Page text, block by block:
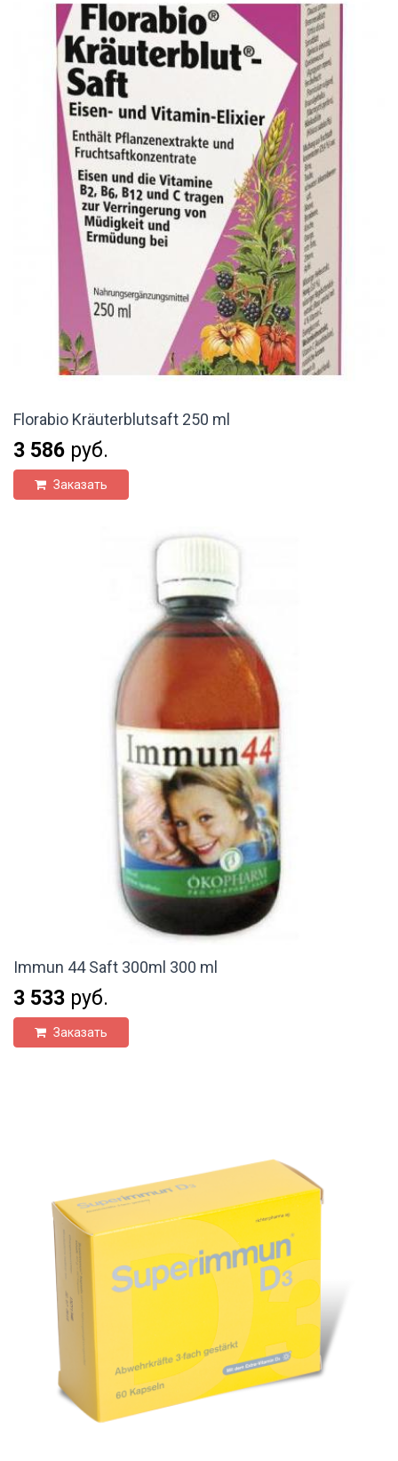
Florabio Kräuterblutsaft 250 ml
3 586 руб.
Заказать
Immun 44 Saft 300ml 300 ml
3 533 руб.
Заказать